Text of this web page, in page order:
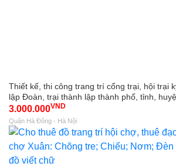
Thiết kế, thi công trang trí cổng trại, hội trại
lập Đoàn, trại thành lập thành phố, tỉnh,
3.000.000VND
Quận Hà Đông - Hà Nội